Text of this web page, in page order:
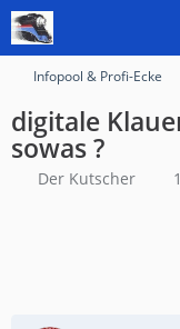
Infopool & Profi-Ecke
digitale
sowas ?
Der Kutscher